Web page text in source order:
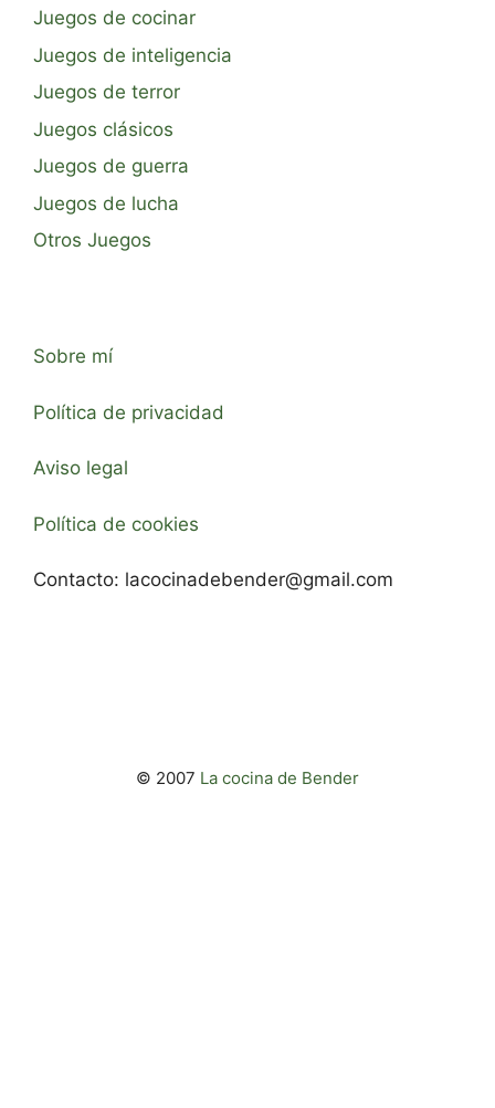
Juegos de cocinar
Juegos de inteligencia
Juegos de terror
Juegos clásicos
Juegos de guerra
Juegos de lucha
Otros Juegos
Sobre mí
Política de privacidad
Aviso legal
Política de cookies
Contacto: lacocinadebender@gmail.com
© 2007 La cocina de Bender